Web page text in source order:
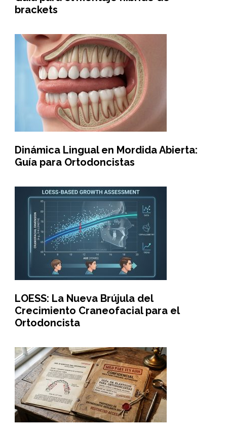
brackets
Dinámica Lingual en Mordida Abierta:
Guía para Ortodoncistas
LOESS: La Nueva Brújula del
Crecimiento Craneofacial para el
Ortodoncista